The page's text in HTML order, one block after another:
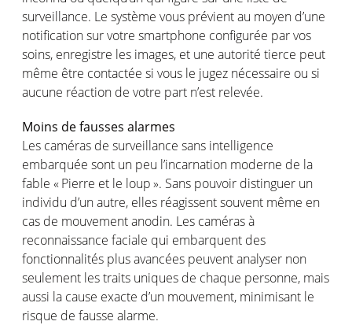
surveillance. Le système vous prévientau moyen d’une
notification survotre smartphone configurée parvos
soins, enregistre les images, et une autorité tierce peut
même être contactée si vous le jugez nécessaire ou si
aucune réaction de votre part n’est relevée.
Moins defausses alarmes
Les caméras de surveillance sans intelligence
embarquée sont un peu l’incarnation moderne de la
fable « Pierre et le loup». Sans pouvoir distinguer un
individu d’unautre, elles réagissentsouvent même en
cas de mouvementanodin. Les camérasà
reconnaissance faciale qui embarquent des
fonctionnalités plusavancées peuventanalyser non
seulement les traits uniques de chaque personne, mais
aussi la cause exacte d’un mouvement, minimisant le
risque de fausse alarme.